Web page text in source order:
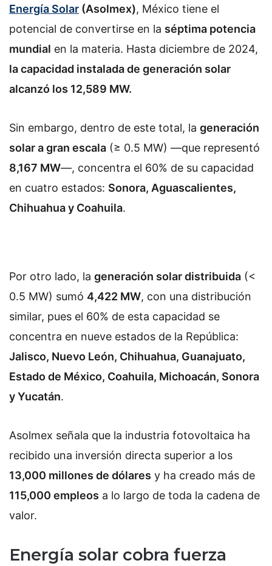
Energía Solar (Asolmex), México tiene el
potencial de convertirse en la séptima potencia
mundial en la materia. Hasta diciembre de 2024,
la capacidad instalada de generación solar
alcanzó los 12,589 MW.
Sin embargo, dentro de este total, la generación
solar a gran escala (≥ 0.5 MW) ―que representó
8,167 MW―, concentra el 60% de su capacidad
en cuatro estados: Sonora, Aguascalientes,
Chihuahua y Coahuila.
Por otro lado, la generación solar distribuida (<
0.5 MW) sumó 4,422 MW, con una distribución
similar, pues el 60% de esta capacidad se
concentra en nueve estados de la República:
Jalisco, Nuevo León, Chihuahua, Guanajuato,
Estado de México, Coahuila, Michoacán, Sonora
y Yucatán.
Asolmex señala que la industria fotovoltaica ha
recibido una inversión directa superior a los
13,000 millones de dólares y ha creado más de
115,000 empleos a lo largo de toda la cadena de
valor.
Energía solar cobra fuerza